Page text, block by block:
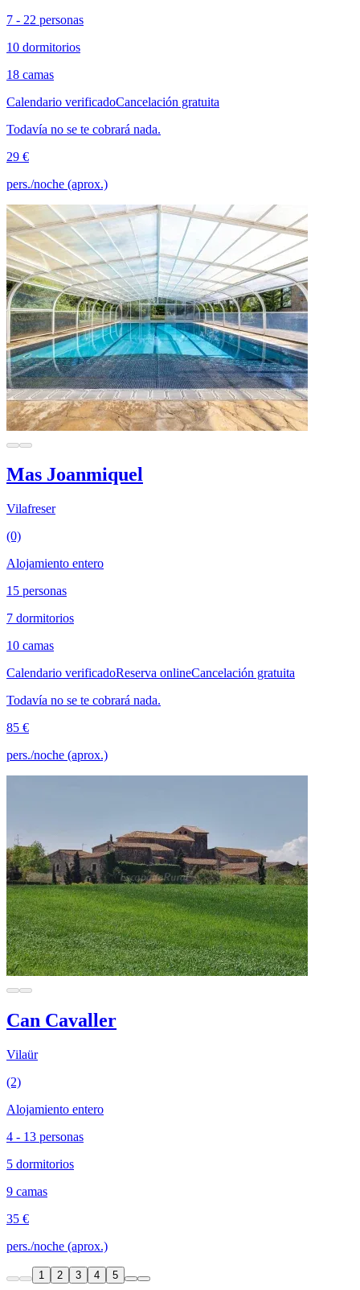
7 - 22 personas
10 dormitorios
18 camas
Calendario verificadoCancelación gratuita
Todavía no se te cobrará nada.
29 €
pers./noche (aprox.)
Mas Joanmiquel
Vilafreser
(0)
Alojamiento entero
15 personas
7 dormitorios
10 camas
Calendario verificadoReserva onlineCancelación gratuita
Todavía no se te cobrará nada.
85 €
pers./noche (aprox.)
Can Cavaller
Vilaür
(2)
Alojamiento entero
4 - 13 personas
5 dormitorios
9 camas
35 €
pers./noche (aprox.)
1 2 3 4 5